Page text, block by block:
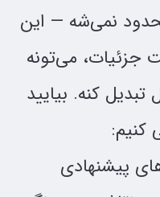
نمی‌شه — این
جزئیات، می‌تونه
کنه. بیایید
کنیم:
پیشنهادی